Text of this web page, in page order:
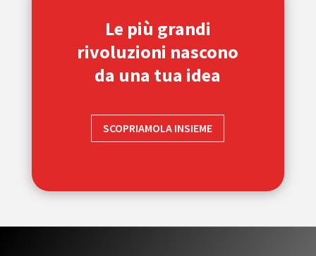
Le più grandi
rivoluzioni nascono
da una tua idea
SCOPRIAMOLA INSIEME